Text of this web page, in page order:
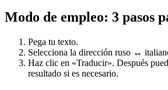
Modo de empleo: 3 pasos
Pega tu texto.
Selecciona la dirección ruso ↔
Haz clic en «Traducir». Después
resultado si es necesario.